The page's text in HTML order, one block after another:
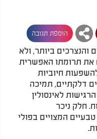
הוספת תגובה
ביותר, ולא
את תרומתו האפשרית
חיוביות
דלקתיים, תמיכה
לאינסולין
חלק ניכר
המצויים בפולי